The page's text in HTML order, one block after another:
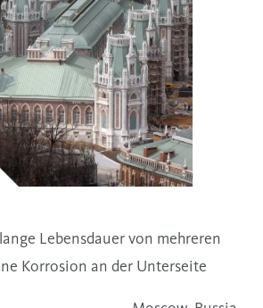
Lebensdauer von mehreren
Korrosion an der Unterseite